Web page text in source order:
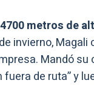
4700 metros de
invierno, Magali
Mandó
fuera de ruta” y